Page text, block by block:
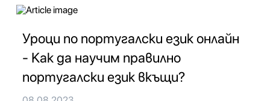
Уроци по португалски език онлайн
- Как да научим правилно
португалски език вкъщи?